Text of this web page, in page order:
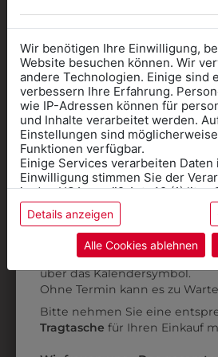
AUCH
3103002S07B
BUNDHOSE
GROSSE GRÖSSEN
Wir benötigen Ihre Einwilligung,
Website besuchen können. Wir
andere Technologien. Einige sind
verbessern Ihre Erfahrung.
wie IP-Adressen können für
und Inhalte verarbeitet werden.
Einstellungen sind
Funktionen verfügbar.
Einige Services verarbeiten Daten
Einwilligung stimmen Sie der
in den USA gemäß Art. 49 (1) lit. a
stuft die USA als Land mit
ein, und es besteht das Risiko,
Daten ohne Klagemöglichkeit für
Datenschutzerklärungbzw. im
Details anzeigen
Alle Cookies ablehnen
Informationen
Kleidung
für die SCHULE
benötigen
Online Shop: Klick auf
Kategorie und die richtige
AnprobeVorort im Geschäft:
über das Kalendersymbol.
Ohne Termin kann es zu
Bitte nehmen Sie eine
Tragtasche für Ihren Einkauf